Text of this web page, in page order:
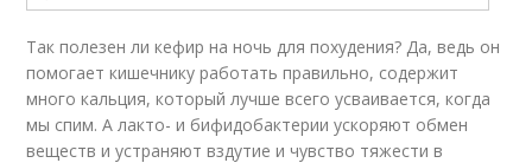
Так полезен ли кефир на ночь для похудения? Да, ведь он
помогает кишечнику работать правильно, содержит
много кальция, который лучше всего усваивается, когда
мы спим. А лакто- и бифидобактерии ускоряют обмен
веществ и устраняют вздутие и чувство тяжести в